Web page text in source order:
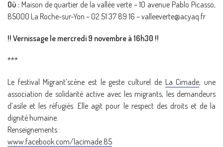
Où :Maison de quartier de la vallée verte – 10 avenue Pablo Picasso,
85000 La Roche-sur-Yon – 02 51 37 89 16 – valleeverte@acyaq.fr
!! Vernissage le mercredi 9 novembre à 16h30 !!
***
Le festival Migrant’scène est le geste culturel de La Cimade, une
association de solidarité active avec les migrants, les demandeurs
d’asile et les réfugiés. Elle agit pour le respect des droits et de la
dignité humaine.
Renseignements :
www.facebook.com/lacimade.85